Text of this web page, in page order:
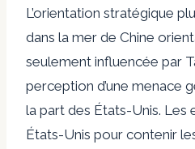
L’orientation stratégique
dans la mer de Chine
seulement influencée par
perception d’une menace
la part des États-Unis. Les
États-Unis pour contenir